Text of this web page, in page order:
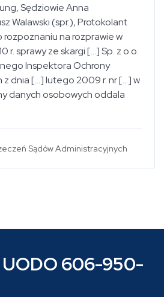
Sędziowie Anna
Walawski (spr.), Protokolant
rozpoznaniu na rozprawie w
r. sprawy ze skargi [...] Sp. z o.o.
Inspektora Ochrony
dnia [...] lutego 2009 r. nr [...] w
danych osobowych oddala
Sądów Administracyjnych
606-950-